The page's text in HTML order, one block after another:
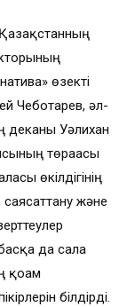
өзекті
Чеботарев, әл-
деканы Уәлихан
төрағасы
өкілдігінің
және
да сала
білдірді.